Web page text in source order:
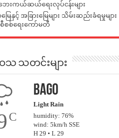
းကယ်ဆယ်ရေးလုပ်ငန်းများ
နှင့် အခြားမြေများ သိမ်းဆည်းခံရမှုများ
စစ်ရေးကော်မတီ
သ သတင်းများ
C
Bago
Light Rain
humidity: 76%
wind: 5km/h SSE
H 29 • L 29